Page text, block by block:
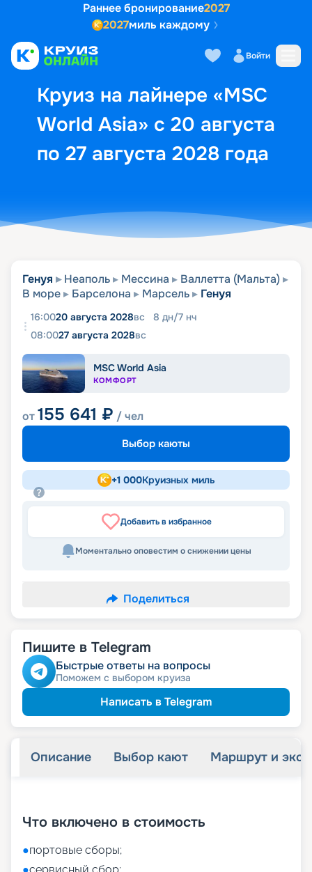
Раннее бронирование2027
2027миль каждому
Войти
Круиз на лайнере «MSC
World Asia» с 20 августа
по 27 августа 2028 года
Выбор кают Маршрут и
Генуя Неаполь Мессина
Валлетта (Мальта)
В море
Барселона Марсель Генуя
16:0020 августа 2028вс 8 дн/7 нч
08:0027 августа 2028вс
MSC World Asia
КОМФОРТ
от155 641 ₽ / чел
Выбор каюты
+1 000Круизных миль
Добавить в избранное
Моментально оповестим о снижении цены
Поделиться
Пишите в Telegram
Быстрые ответы на вопросы
Поможем с выбором круиза
Написать в Telegram
Описание Выбор кают Маршрут и
Что включено в стоимость
●портовые сборы;